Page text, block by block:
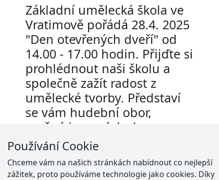
Základní umělecká škola ve
Vratimově pořádá 28.4. 2025
"Den otevřených dveří" od
14.00 - 17.00 hodin. Přijďte si
prohlédnout naši školu a
společně zažít radost z
umělecké tvorby. Představí
se vám hudební obor,
možné jsou náslechy
vyučovacích hodin a
konzultace s pedagogy.
Srdečně zveme !!!
Používání Cookie
Chceme vám na našich stránkách nabídnout co nejlepší
zážitek, proto používáme technologie jako cookies. Díky